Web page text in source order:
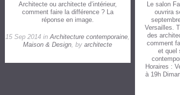
Architecte ou architecte d’intérieur,
comment faire la différence ? La
réponse en image.
15 Sep 2014 inArchitecture contemporaine,
Maison & Design, byarchitecte
Le salon
ouvrira
Versailles.
des
comment
et quel
Horaires :
à 19h